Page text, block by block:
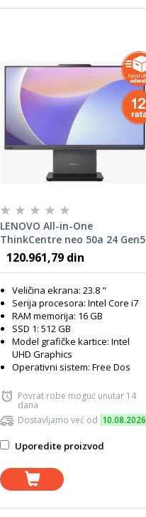
LENOVO All-in-One
ThinkCentre neo 50a 24 Gen5
- Intel Core i7 13620H; 16GB
RAM; 512GB SSD; 23.8" Full HD;
P/N: 12SC000PYA
120.961,79 din
Veličina ekrana: 23.8 "
Serija procesora: Intel Core i7
RAM memorija: 16 GB
SSD 1: 512 GB
Model grafičke kartice: Intel
UHD Graphics
Operativni sistem: Free Dos
Povrat robe moguć unutar 14
dana
Dostavljamo već od 10.08.2026
Uporedite proizvod